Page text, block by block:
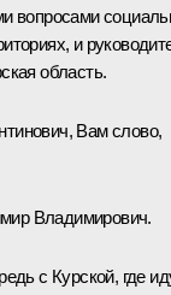
вопросами
и
область.
Вам слово,
Владимирович.
с Курской, где